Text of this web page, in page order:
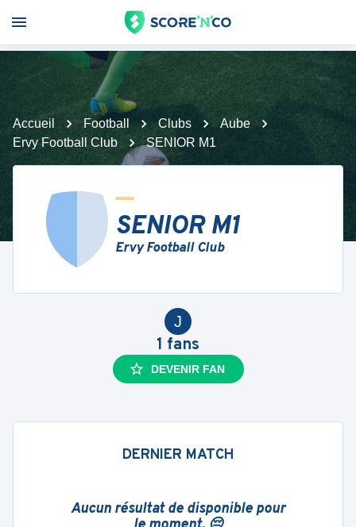
Accueil Football Clubs
Aube
Ervy Football Club
SENIOR M1
SENIOR M1
Ervy Football Club
J
1 fans
DEVENIR FAN
DERNIER MATCH
Aucun résultat de disponible pour